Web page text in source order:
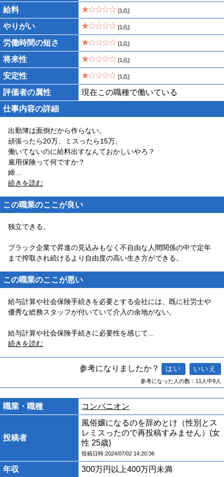
給料
[1点]
やりがい [1点]
労働時間の短さ [1点]
将来性 [1点]
安定性 [1点]
評価者の属性
現在この職種で働いている
仕事内容の詳細
出勤簿は面倒だから作らない。
頑張ったら20万、ミスったら15万。
働いてないのに給料出すなんておかしいやろ？
雇用保険って何ですか？
締...
続きを読む
この職業のここが良い
独立できる。
ブラック企業で昇進の見込みもなく不自由な人間関係の中で定年
まで搾取され続けるより自由度の高い生き方ができる。
この職業のここが悪い
給与計算や社会保険手続きを必要とする会社には、既に社労士や
優秀な総務スタッフが付いていて介入の余地がない。
給与計算や社会保険手続きに必要性を感じて...
続きを読む
参考になりましたか？
参考になった人の数：11人中9人
職業・職種 コンパニオン
投稿者
風俗嬢になるのを辞めとけ（性別とス
レミスったので再投稿すみません）(女
性 25歳)
投稿日時:2024/07/02 14:20:36
年収 300万円以上400万円未満